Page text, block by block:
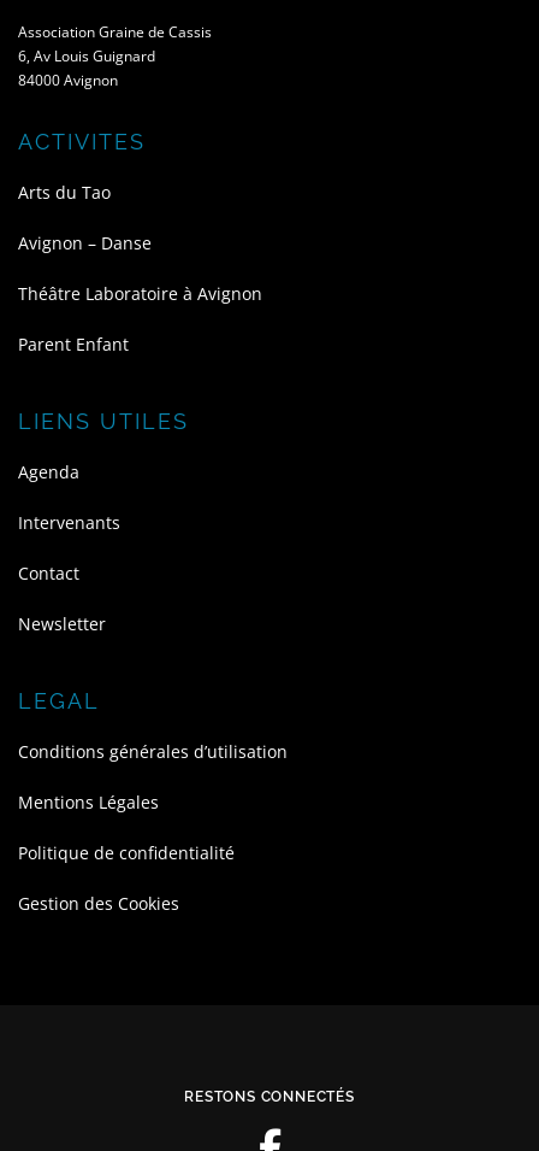
Association Graine de Cassis
6, Av Louis Guignard
84000 Avignon
ACTIVITES
Arts du Tao
Avignon – Danse
Théâtre Laboratoire à Avignon
Parent Enfant
LIENS UTILES
Agenda
Intervenants
Contact
Newsletter
LEGAL
Conditions générales d’utilisation
Mentions Légales
Politique de confidentialité
Gestion des Cookies
RESTONS CONNECTÉS